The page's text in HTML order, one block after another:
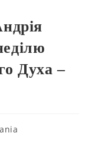
Духа –